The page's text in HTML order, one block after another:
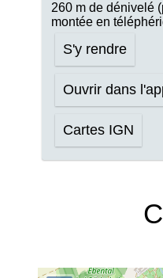
260 m de dénivelé
montée en
S'y rendre
Ouvrir dans
Cartes IGN